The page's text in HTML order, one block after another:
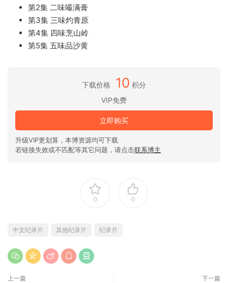
第2集 二味嘬满膏
第3集 三味灼青原
第4集 四味烹山岭
第5集 五味品沙黄
下载价格 10 积分
VIP免费
立即购买
升级VIP更划算，本博资源均可下载
若链接失效或不匹配等其它问题，请点击联系博主
0 0
中文纪录片 其他纪录片 纪录片
上一篇 下一篇